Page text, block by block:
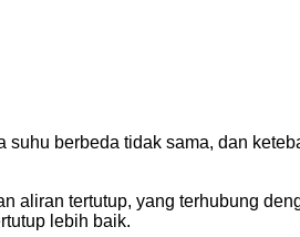
berbeda tidak sama, dan
aliran tertutup, yang terhubung
lebih baik.